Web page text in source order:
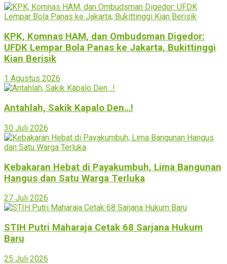
KPK, Komnas HAM, dan Ombudsman Digedor:
UFDK Lempar Bola Panas ke Jakarta, Bukittinggi
Kian Berisik
1 Agustus 2026
Antahlah, Sakik Kapalo Den…!
30 Juli 2026
Kebakaran Hebat di Payakumbuh, Lima Bangunan
Hangus dan Satu Warga Terluka
27 Juli 2026
STIH Putri Maharaja Cetak 68 Sarjana Hukum
Baru
25 Juli 2026